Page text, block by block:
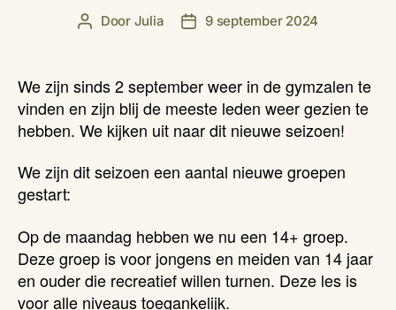
Berichtauteur
Door Julia Berichtdatum
9 september 2024
We zijn sinds 2 september weer in de gymzalen te
vinden en zijn blij de meeste leden weer gezien te
hebben. We kijken uit naar dit nieuwe seizoen!
We zijn dit seizoen een aantal nieuwe groepen
gestart:
Op de maandag hebben we nu een 14+ groep.
Deze groep is voor jongens en meiden van 14 jaar
en ouder die recreatief willen turnen. Deze les is
voor alle niveaus toegankelijk.